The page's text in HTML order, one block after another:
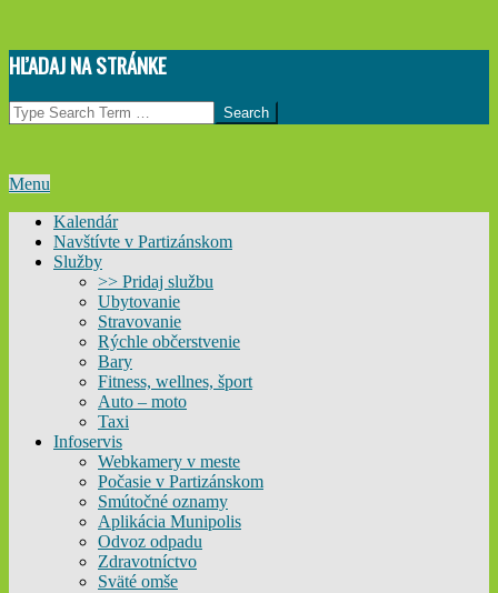
Skip
to
content
HĽADAJ NA STRÁNKE
Search
Primary
Menu
Menu
Kalendár
Navštívte v Partizánskom
Služby
>> Pridaj službu
Ubytovanie
Stravovanie
Rýchle občerstvenie
Bary
Fitness, wellnes, šport
Auto – moto
Taxi
Infoservis
Webkamery v meste
Počasie v Partizánskom
Smútočné oznamy
Aplikácia Munipolis
Odvoz odpadu
Zdravotníctvo
Sväté omše